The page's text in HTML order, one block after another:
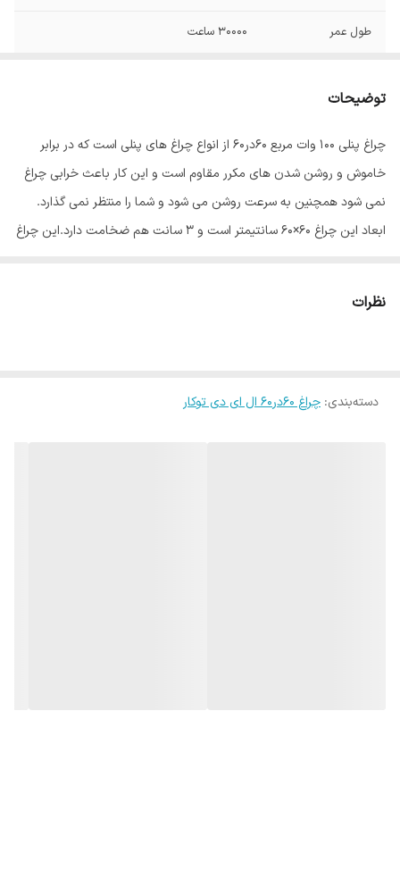
طول عمر 30000 ساعت
ساخت ایران
قطر برش سقف 600x600 میلی‌متر
فرکانس 50و60 هرتز
توضیحات
چراغ پنلی 100 وات مربع 60در60 از انواع چراغ های پنلی است که در برابر
خاموش و روشن شدن های مکرر مقاوم است و این کار باعث خرابی چراغ
نمی شود همچنین به سرعت روشن می شود و شما را منتظر نمی گذارد.
ابعاد این چراغ 60×60 سانتیمتر است و 3 سانت هم ضخامت دارد.این چراغ
باشد.
نظرات
دسته‌بندی: چراغ 60در60 ال ای دی توکار